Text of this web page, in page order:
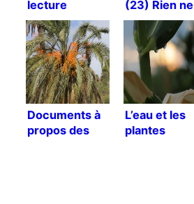
lecture
(23) Rien ne
change ?
Documents à
propos des
L’eau et les
plantes